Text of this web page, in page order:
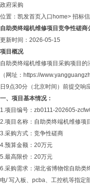
政府采购
位置： 凯发首页入口home> 招标
自助类终端机维修项目竞争性磋
更新时间：2026-05-15
项目概况
自助类终端机维修项目采购项目
（网址：https://
日9点30分（北京时间）前提交响
一、项目基本情况：
1.项目编号：zb0111-202605-
2.项目名称：自助类终端机维修项
3.采购方式：竞争性磋商
4.预算金额：20万元
5.最高限价：20万元
6.采购需求：湖北省博物馆自助类
电/ 写入板、pcba、工控机等指定